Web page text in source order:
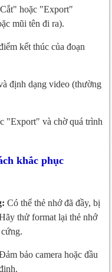
hoặc "Export"
mũi tên đi ra).
kết thúc của đoạn
định dạng video (thường
"Export" và chờ quá trình
khắc phục
Có thể thẻ nhớ đã đầy, bị
thử format lại thẻ nhớ
bảo camera hoặc đầu